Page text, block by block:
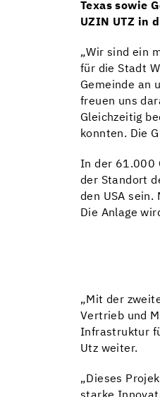
Texas sowie
UZIN UTZ in
„Wir sind ein
für die Stadt
Gemeinde an
freuen uns
Gleichzeitig
konnten. Die
In der 61.000
der Standort
den USA
Die Anlage
„Mit der
Vertrieb und
Infrastruktur
Utz weiter.
„Dieses